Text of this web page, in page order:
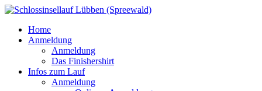
Home
Anmeldung
Anmeldung
Das Finishershirt
Infos zum Lauf
Anmeldung